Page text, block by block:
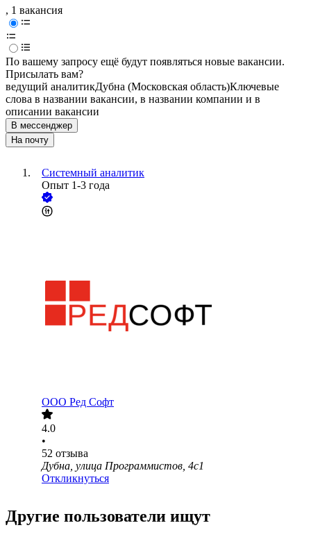
, 1 вакансия
По вашему запросу ещё будут появляться новые вакансии.
Присылать вам?
ведущий аналитикДубна (Московская область)Ключевые
слова в названии вакансии, в названии компании и в
описании вакансии
В мессенджер
На почту
Системный аналитик
Опыт 1-3 года
ООО Ред Софт
4.0
•
52 отзыва
Дубна, улица Программистов, 4с1
Откликнуться
Другие пользователи ищут